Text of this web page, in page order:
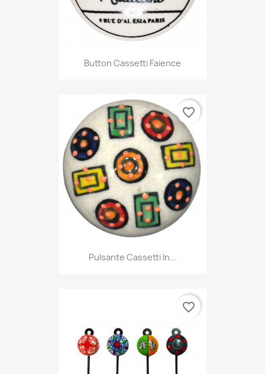
Button Cassetti Faience
Pulsante Cassetti In...
favorite_border
favorite_border